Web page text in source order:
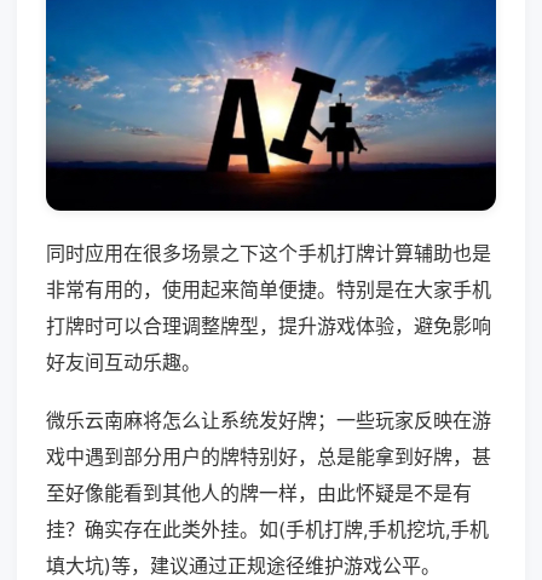
同时应用在很多场景之下这个手机打牌计算辅助也是
非常有用的，使用起来简单便捷。特别是在大家手机
打牌时可以合理调整牌型，提升游戏体验，避免影响
好友间互动乐趣。
微乐云南麻将怎么让系统发好牌；一些玩家反映在游
戏中遇到部分用户的牌特别好，总是能拿到好牌，甚
至好像能看到其他人的牌一样，由此怀疑是不是有
挂？确实存在此类外挂。如(手机打牌,手机挖坑,手机
填大坑)等，建议通过正规途径维护游戏公平。